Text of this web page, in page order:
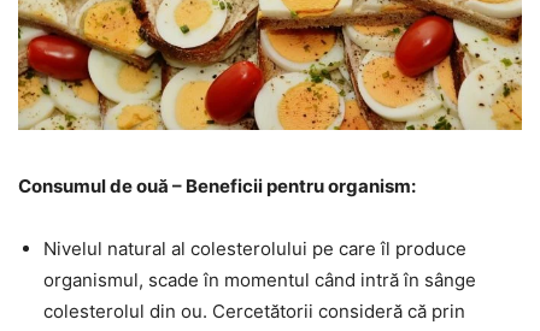
Consumul de ouă – Beneficii pentru organism:
Nivelul natural al colesterolului pe care îl produce
organismul, scade în momentul când intră în sânge
colesterolul din ou. Cercetătorii consideră că prin